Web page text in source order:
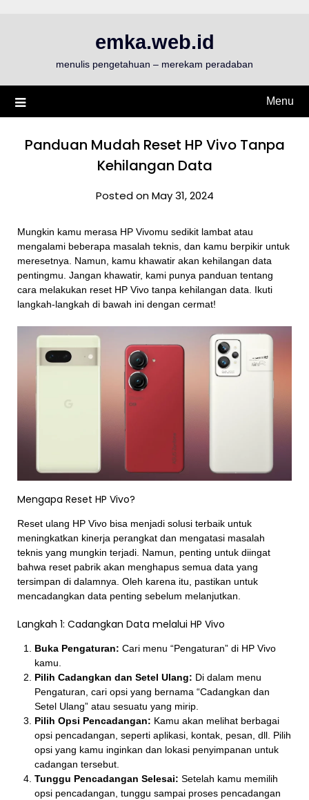
emka.web.id
menulis pengetahuan – merekam peradaban
Menu
Panduan Mudah Reset HP Vivo Tanpa
Kehilangan Data
Posted on May 31, 2024
Mungkin kamu merasa HP Vivomu sedikit lambat atau
mengalami beberapa masalah teknis, dan kamu berpikir untuk
meresetnya. Namun, kamu khawatir akan kehilangan data
pentingmu. Jangan khawatir, kami punya panduan tentang
cara melakukan reset HP Vivo tanpa kehilangan data. Ikuti
langkah-langkah di bawah ini dengan cermat!
Mengapa Reset HP Vivo?
Reset ulang HP Vivo bisa menjadi solusi terbaik untuk
meningkatkan kinerja perangkat dan mengatasi masalah
teknis yang mungkin terjadi. Namun, penting untuk diingat
bahwa reset pabrik akan menghapus semua data yang
tersimpan di dalamnya. Oleh karena itu, pastikan untuk
mencadangkan data penting sebelum melanjutkan.
Langkah 1: Cadangkan Data melalui HP Vivo
Buka Pengaturan: Cari menu “Pengaturan” di HP Vivo
kamu.
Pilih Cadangkan dan Setel Ulang: Di dalam menu
Pengaturan, cari opsi yang bernama “Cadangkan dan
Setel Ulang” atau sesuatu yang mirip.
Pilih Opsi Pencadangan: Kamu akan melihat berbagai
opsi pencadangan, seperti aplikasi, kontak, pesan, dll. Pilih
opsi yang kamu inginkan dan lokasi penyimpanan untuk
cadangan tersebut.
Tunggu Pencadangan Selesai: Setelah kamu memilih
opsi pencadangan, tunggu sampai proses pencadangan